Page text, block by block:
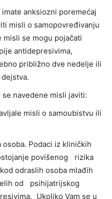
anksiozni poremećaj
misli o samopovređivanju
misli se mogu pojačati
antidepresivima,
približno dve nedelje ili
navedene misli javiti:
misli o samoubistvu ili
Podaci iz kliničkih
povišenog rizika
odraslih osoba mlađih
od psihijatrijskog
Ukoliko Vam se u